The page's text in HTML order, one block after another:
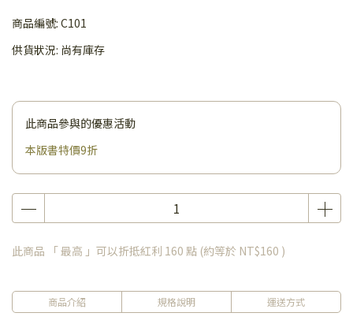
商品編號: C101
供貨狀況: 尚有庫存
此商品參與的優惠活動
本版書特價9折
此商品 「 最高 」可以折抵紅利 160 點 (約等於 NT$160 )
商品介紹 規格說明 運送方式